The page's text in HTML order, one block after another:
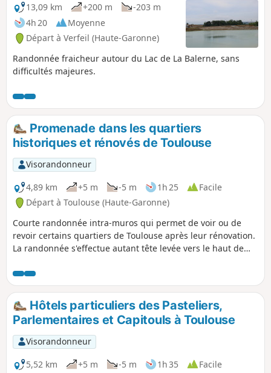
13,09 km
+200 m
-203 m
4h 20
Moyenne
Départ à Verfeil (Haute-Garonne)
Randonnée fraicheur autour du Lac de La Balerne, sans
difficultés majeures.
Promenade dans les quartiers
historiques et rénovés de Toulouse
Visorandonneur
4,89 km
+5 m -5 m 1h 25
Facile
Départ à Toulouse (Haute-Garonne)
Courte randonnée intra-muros qui permet de voir ou de
revoir certains quartiers de Toulouse après leur rénovation.
La randonnée s'effectue autant tête levée vers le haut de
rues étant soit entièrement piétonnes ou partagées.
Nombreux monuments, immeubles des siècles derniers,
cours intérieures, à voir si l'entrée est autorisée. Les visites
des monuments peuvent rallonger considérablement le
temps de parcours.
Hôtels particuliers des Pasteliers,
Parlementaires et Capitouls à Toulouse
Visorandonneur
5,52 km
+5 m -5 m 1h 35
Facile